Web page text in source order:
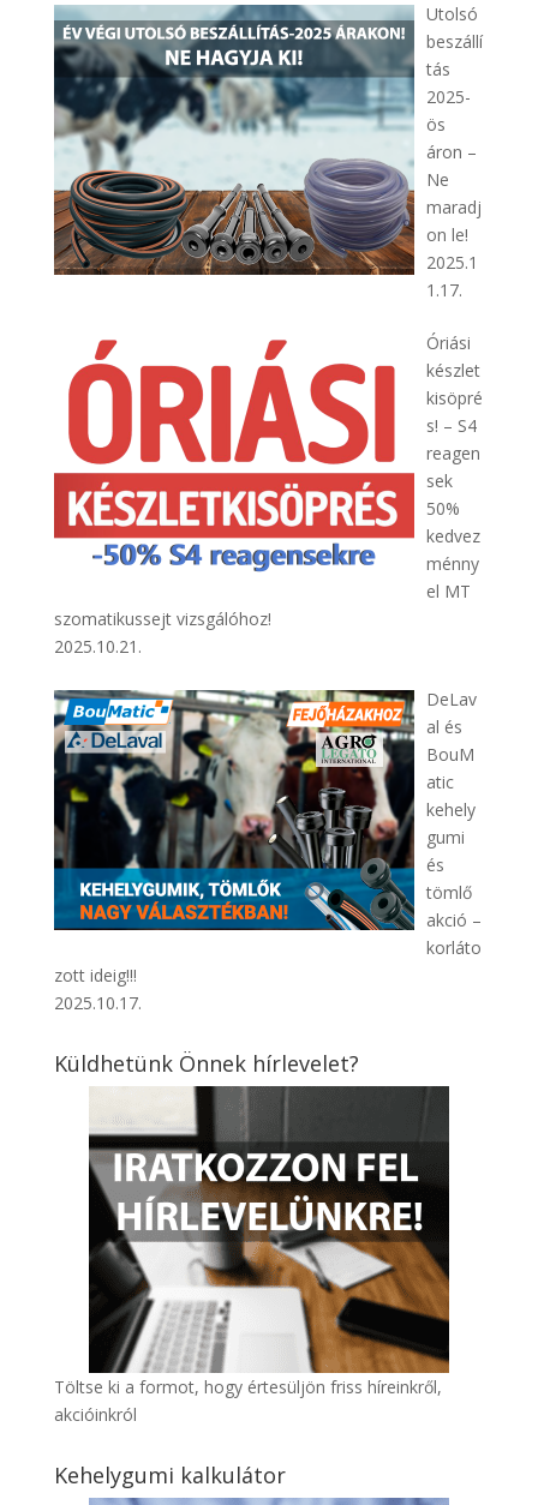
Utolsó
beszállí
tás
2025-
ös
áron –
Ne
maradj
on le!
2025.1
1.17.
Óriási
készlet
kisöpré
s! – S4
reagen
sek
50%
kedvez
ménny
el MT
szomatikussejt vizsgálóhoz!
2025.10.21.
DeLav
al és
BouM
atic
kehely
gumi
és
tömlő
akció –
korláto
zott ideig!!!
2025.10.17.
Küldhetünk Önnek hírlevelet?
Töltse ki a formot, hogy értesüljön friss híreinkről,
akcióinkról
Kehelygumi kalkulátor